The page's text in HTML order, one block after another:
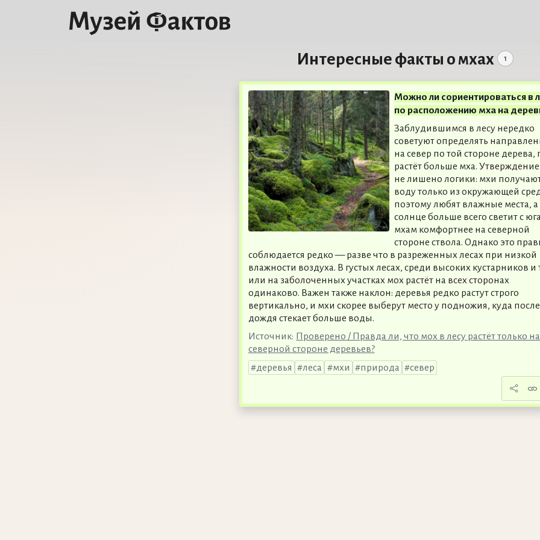
Интересные факты о мхах 1
Можно ли сориентироваться в
по расположению мха на
Заблудившимся в лесу нередко
советуют определять
на север по той стороне дерева,
растёт больше мха. Утверждение
не лишено логики: мхи
воду только из окружающей
поэтому любят влажные места, а
солнце больше всего светит с
мхам комфортнее на северной
стороне ствола. Однако это
соблюдается редко — разве что в разреженных лесах при низкой
влажности воздуха. В густых лесах, среди высоких кустарников и
или на заболоченных участках мох растёт на всех сторонах
одинаково. Важен также наклон: деревья редко растут строго
вертикально, и мхи скорее выберут место у подножия, куда после
дождя стекает больше воды.
Источник: Проверено / Правда ли, что мох в лесу растёт только на
северной стороне деревьев?
деревья
леса мхи природа север